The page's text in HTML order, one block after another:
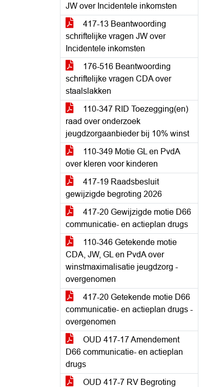
JW over Incidentele inkomsten
417-13 Beantwoording
schriftelijke vragen JW over
Incidentele inkomsten
176-516 Beantwoording
schriftelijke vragen CDA over
staalslakken
110-347 RID Toezegging(en)
raad over onderzoek
jeugdzorgaanbieder bij 10% winst
110-349 Motie GL en PvdA
over kleren voor kinderen
417-19 Raadsbesluit
gewijzigde begroting 2026
417-20 Gewijzigde motie D66
communicatie- en actieplan drugs
110-346 Getekende motie
CDA, JW, GL en PvdA over
winstmaximalisatie jeugdzorg -
overgenomen
417-20 Getekende motie D66
communicatie- en actieplan drugs -
overgenomen
OUD 417-17 Amendement
D66 communicatie- en actieplan
drugs
OUD 417-7 RV Begroting